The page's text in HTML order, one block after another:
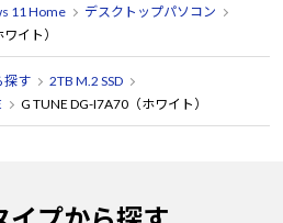
11 Home
デスクトップパソコン
イト）
探す
2TB M.2 SSD
G TUNE DG-I7A70（ホワイト）